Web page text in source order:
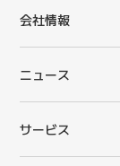
会社情報
ニュース
サービス